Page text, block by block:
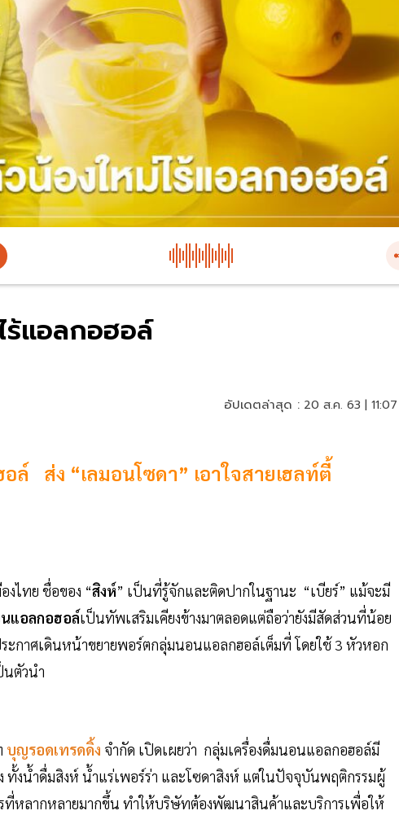
ร้แอลกอฮอล์
อัปเดตล่าสุด : 20 ส.ค. 63 |
ล์ ส่ง “เลมอนโซดา” เอาใจสายเฮลท์ตี้
งไทย ชื่อของ “สิงห์” เป็นที่รู้จักและติดปากในฐานะ “เบียร์” แม้จะมี
แอลกอฮอล์เป็นทัพเสริมเคียงข้างมาตลอดแต่ถือว่ายังมีสัดส่วนที่น้อย
กาศเดินหน้าขยายพอร์ตกลุ่มนอนแอลกฮอล์เต็มที่ โดยใช้ 3 หัวหอก
นตัวนำ
บุญรอดเทรดดิ้ง จำกัด เปิดเผยว่า กลุ่มเครื่องดื่มนอนแอลกอฮอล์มี
ทั้งน้ำดื่มสิงห์ น้ำแร่เพอร์ร่า และโซดาสิงห์ แต่ในปัจจุบันพฤติกรรมผู้
รที่หลากหลายมากขึ้น ทำให้บริษัทต้องพัฒนาสินค้าและบริการเพื่อให้